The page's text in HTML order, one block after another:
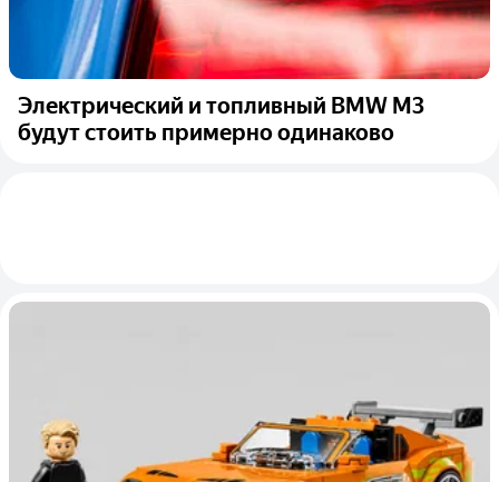
Электрический и топливный BMW M3
будут стоить примерно одинаково